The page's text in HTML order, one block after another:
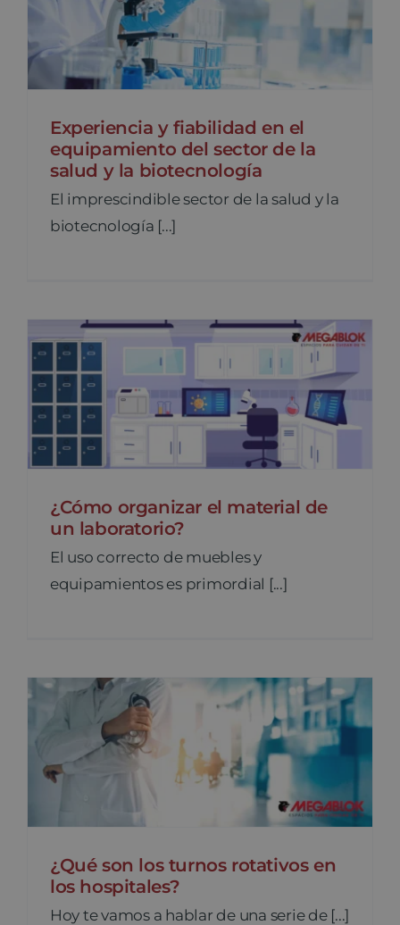
Experiencia y fiabilidad en el
equipamiento del sector de la
salud y la biotecnología
El imprescindible sector de la salud y la
biotecnología [...]
¿Cómo organizar el material de
un laboratorio?
El uso correcto de muebles y
equipamientos es primordial [...]
¿Qué son los turnos rotativos en
los hospitales?
Hoy te vamos a hablar de una serie de [...]